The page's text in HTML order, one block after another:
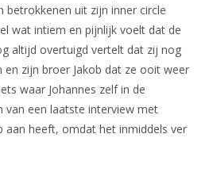
betrokkenen uit zijn inner circle
wat intiem en pijnlijk voelt dat de
altijd overtuigd vertelt dat zij nog
zijn broer Jakob dat ze ooit weer
waar Johannes zelf in de
van een laatste interview met
aan heeft, omdat het inmiddels ver